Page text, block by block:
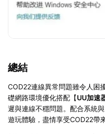
總結
COD22連線異常問題雖令人困
礎網路環境優化搭配【UU加速
遲與連線不穩問題。配合系統
遊玩體驗，盡情享受COD22帶